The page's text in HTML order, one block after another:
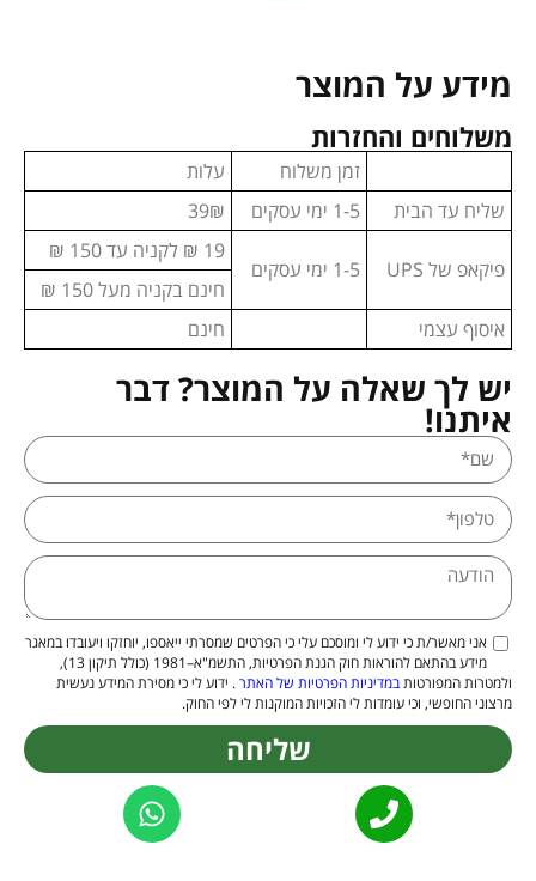
מידע על המוצר
משלוחים והחזרות
זמן משלוח
עלות
שליח עד הבית
1-5 ימי עסקים 39₪
פיקאפ של UPS 1-5 ימי עסקים
19 ₪ לקניה עד 150 ₪
חינם בקניה מעל 150 ₪
איסוף עצמי
חינם
יש לך שאלה על המוצר? דבר
איתנו!
אני מאשר/ת כי ידוע לי ומוסכם עלי כי הפרטים שמסרתי ייאספו, יוחזקו ויעובדו במאגר
מידע בהתאם להוראות חוק הגנת הפרטיות, התשמ"א–1981 (כולל תיקון 13),
ולמטרות המפורטותבמדיניות הפרטיות של האתר. ידוע לי כי מסירת המידע נעשית
מרצוני החופשי, וכי עומדות לי הזכויות המוקנות לי לפי החוק.
שליחה